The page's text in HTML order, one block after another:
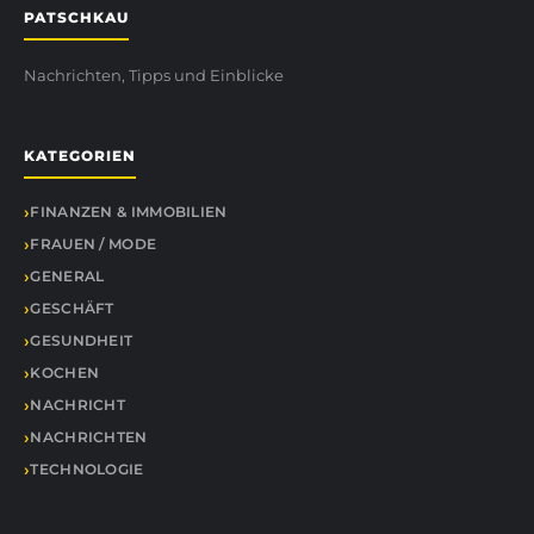
PATSCHKAU
Nachrichten, Tipps und Einblicke
KATEGORIEN
FINANZEN & IMMOBILIEN
FRAUEN / MODE
GENERAL
GESCHÄFT
GESUNDHEIT
KOCHEN
NACHRICHT
NACHRICHTEN
TECHNOLOGIE